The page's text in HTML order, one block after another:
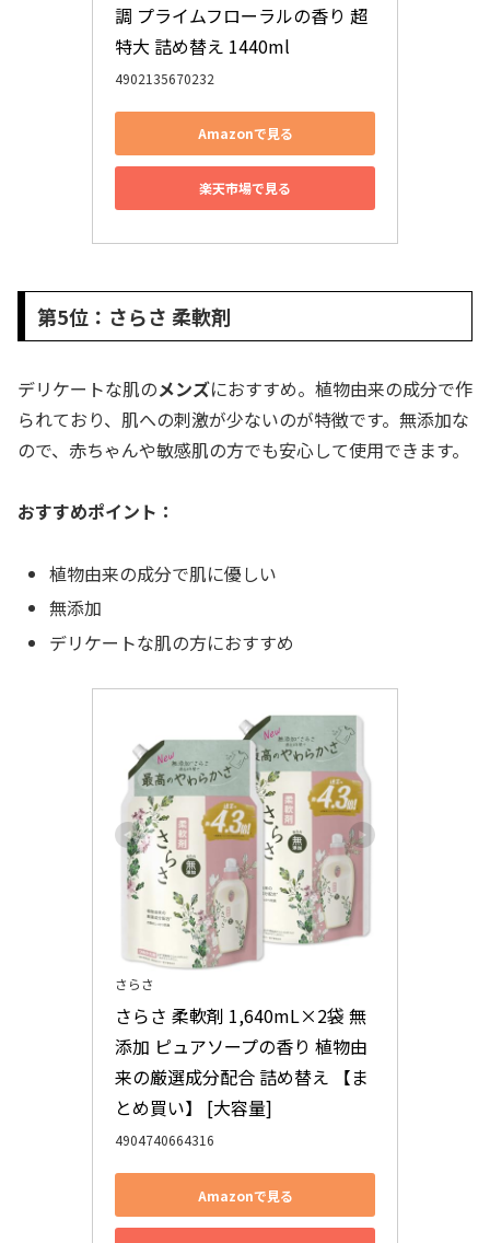
調 プライムフローラルの香り 超
特大 詰め替え 1440ml
4902135670232
Amazonで見る
楽天市場で見る
第5位：さらさ 柔軟剤
デリケートな肌のメンズにおすすめ。植物由来の成分で作
られており、肌への刺激が少ないのが特徴です。無添加な
ので、赤ちゃんや敏感肌の方でも安心して使用できます。
おすすめポイント：
植物由来の成分で肌に優しい
無添加
デリケートな肌の方におすすめ
さらさ
さらさ 柔軟剤 1,640mL×2袋 無
添加 ピュアソープの香り 植物由
来の厳選成分配合 詰め替え 【ま
とめ買い】 [大容量]
4904740664316
Amazonで見る